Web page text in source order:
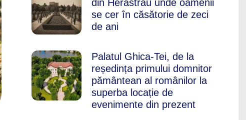
din Herăstrău unde oamenii
se cer în căsătorie de zeci
de ani
Palatul Ghica-Tei, de la
reședința primului domnitor
pământean al românilor la
superba locație de
evenimente din prezent